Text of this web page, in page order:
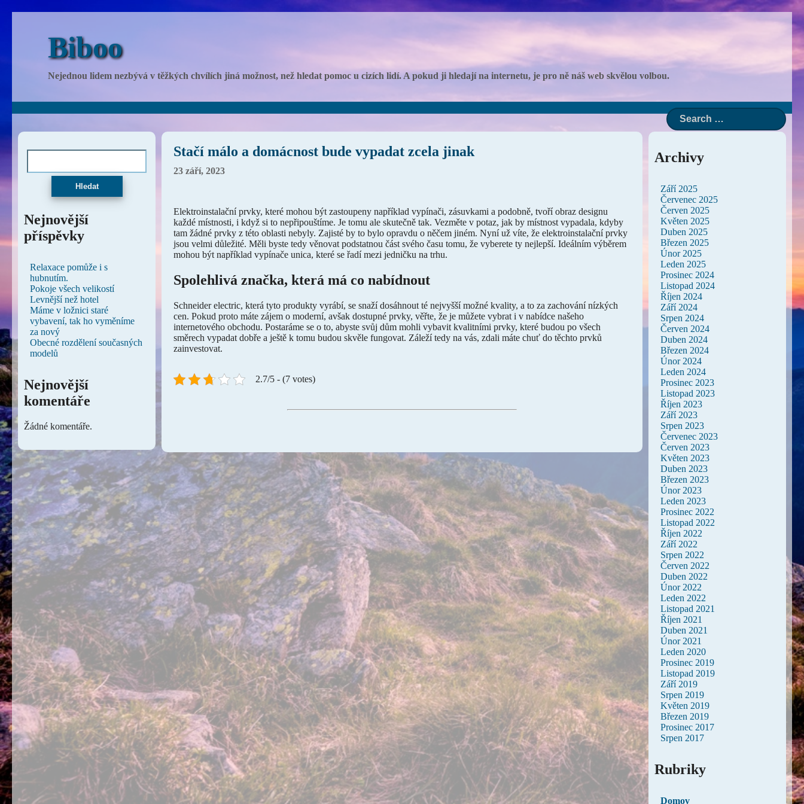
Biboo
Nejednou lidem nezbývá v těžkých chvílích jiná možnost, než hledat pomoc u cizích lidí. A pokud ji hledají na internetu, je pro ně náš web skvělou volbou.
Stačí málo a domácnost bude vypadat zcela jinak
23 září, 2023
Elektroinstalační prvky, které mohou být zastoupeny například vypínači, zásuvkami a podobně, tvoří obraz designu
každé místnosti, i když si to nepřipouštíme. Je tomu ale skutečně tak. Vezměte v potaz, jak by místnost vypadala, kdyby
tam žádné prvky z této oblasti nebyly. Zajisté by to bylo opravdu o něčem jiném. Nyní už víte, že elektroinstalační prvky
jsou velmi důležité. Měli byste tedy věnovat podstatnou část svého času tomu, že vyberete ty nejlepší. Ideálním výběrem
mohou být například vypínače unica, které se řadí mezi jedničku na trhu.
Spolehlivá značka, která má co nabídnout
Schneider electric, která tyto produkty vyrábí, se snaží dosáhnout té nejvyšší možné kvality, a to za zachování nízkých
cen. Pokud proto máte zájem o moderní, avšak dostupné prvky, věřte, že je můžete vybrat i v nabídce našeho
internetového obchodu. Postaráme se o to, abyste svůj dům mohli vybavit kvalitními prvky, které budou po všech
směrech vypadat dobře a ještě k tomu budou skvěle fungovat. Záleží tedy na vás, zdali máte chuť do těchto prvků
zainvestovat.
2.7/5 - (7 votes)
Hledat
Nejnovější
příspěvky
Relaxace pomůže i s
hubnutím.
Pokoje všech velikostí
Levnější než hotel
Máme v ložnici staré
vybavení, tak ho vyměníme
za nový
Obecné rozdělení současných
modelů
Nejnovější
komentáře
Žádné komentáře.
Archivy
Září 2025
Červenec 2025
Červen 2025
Květen 2025
Duben 2025
Březen 2025
Únor 2025
Leden 2025
Prosinec 2024
Listopad 2024
Říjen 2024
Září 2024
Srpen 2024
Červen 2024
Duben 2024
Březen 2024
Únor 2024
Leden 2024
Prosinec 2023
Listopad 2023
Říjen 2023
Září 2023
Srpen 2023
Červenec 2023
Červen 2023
Květen 2023
Duben 2023
Březen 2023
Únor 2023
Leden 2023
Prosinec 2022
Listopad 2022
Říjen 2022
Září 2022
Srpen 2022
Červen 2022
Duben 2022
Únor 2022
Leden 2022
Listopad 2021
Říjen 2021
Duben 2021
Únor 2021
Leden 2020
Prosinec 2019
Listopad 2019
Září 2019
Srpen 2019
Květen 2019
Březen 2019
Prosinec 2017
Srpen 2017
Rubriky
Domov